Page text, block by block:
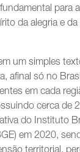
para
da alegria e
um simples
afinal só no
em cada
cerca de
do Instituto
em 2020,